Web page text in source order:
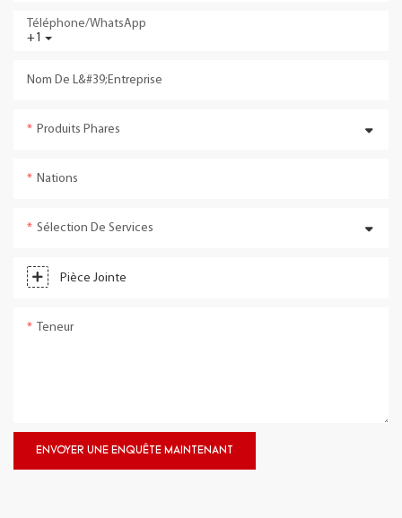
+1
Téléphone/WhatsApp
Nom De L&#39;entreprise
Produits Phares
Nations
Sélection De Services
Pièce Jointe
Teneur
ENVOYER UNE ENQUÊTE MAINTENANT